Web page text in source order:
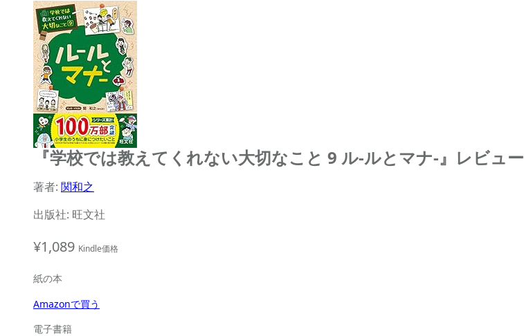
『学校では教えてくれない大切なこと 9 ル-ルとマナ-』レビュー
著者: 関和之
出版社: 旺文社
¥1,089 Kindle価格
紙の本
Amazonで買う
電子書籍